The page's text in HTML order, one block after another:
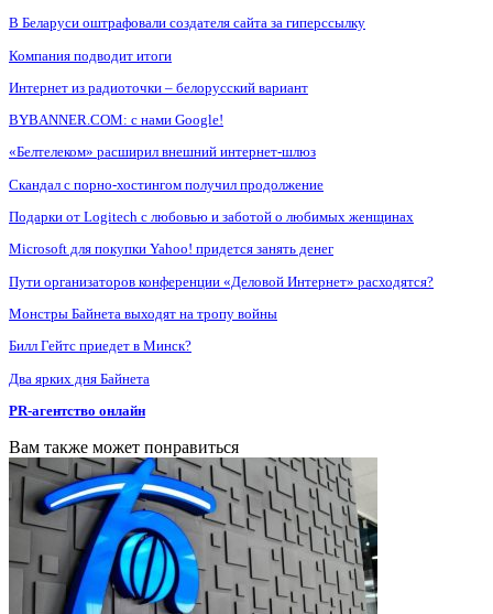
В Беларуси оштрафовали создателя сайта за гиперссылку
Компания подводит итоги
Интернет из радиоточки – белорусский вариант
BYBANNER.COM: c нами Google!
«Белтелеком» расширил внешний интернет-шлюз
Скандал с порно-хостингом получил продолжение
Подарки от Logitech с любовью и заботой о любимых женщинах
Microsoft для покупки Yahoo! придется занять денег
Пути организаторов конференции «Деловой Интернет» расходятся?
Монстры Байнета выходят на тропу войны
Билл Гейтс приедет в Минск?
Два ярких дня Байнета
PR-агентство онлайн
Вам также может понравиться